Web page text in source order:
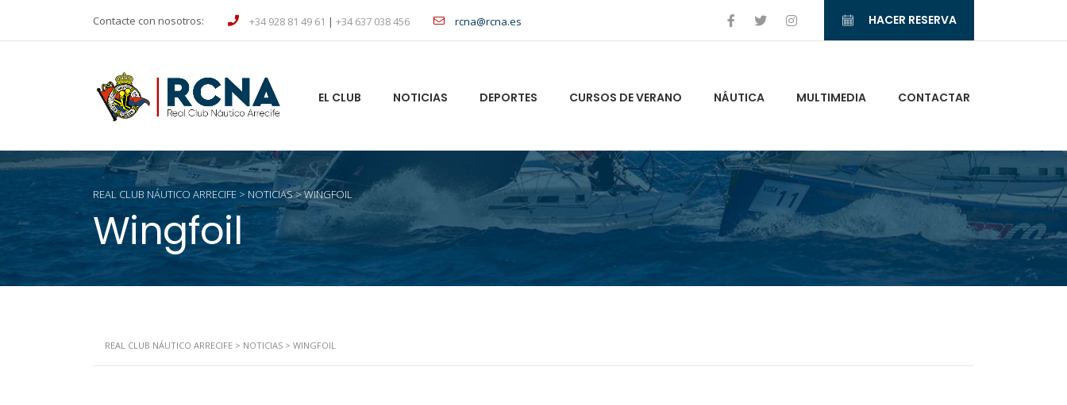
Contacte con nosotros: +34 928 81 49 61 | +34 637 038 456 rcna@rcna.es HACER RESERVA
EL CLUB NOTICIAS DEPORTES CURSOS DE VERANO NÁUTICA MULTIMEDIA CONTACTAR
Wingfoil
REAL CLUB NÁUTICO ARRECIFE > NOTICIAS>WINGFOIL
REAL CLUB NÁUTICO ARRECIFE > NOTICIAS > WINGFOIL